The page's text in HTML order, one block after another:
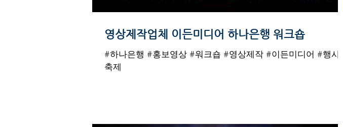
영상제작업체 이든미디어 하나은행 워크숍
#하나은행 #홍보영상 #워크숍 #영상제작 #이든미디어 #행사 #
축제